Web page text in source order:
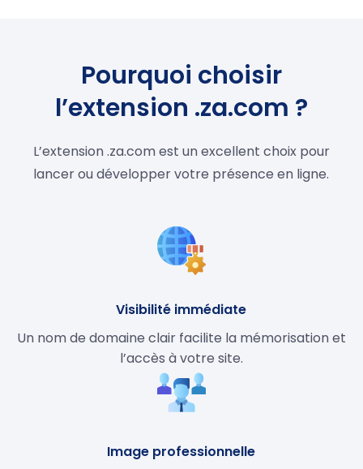
Pourquoi choisir
l’extension .za.com ?
L’extension .za.com est un excellent choix pour
lancer ou développer votre présence en ligne.
Visibilité immédiate
Un nom de domaine clair facilite la mémorisation et
l’accès à votre site.
Image professionnelle